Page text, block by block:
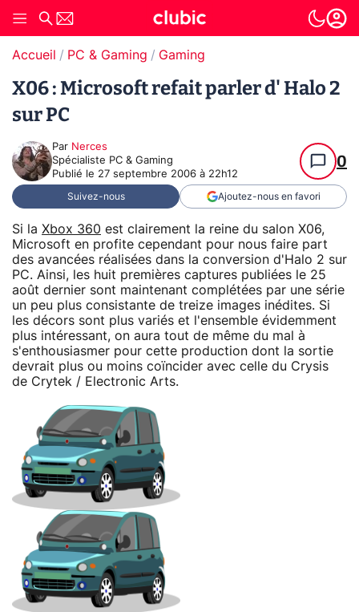
Accueil PC & Gaming Gaming
X06 : Microsoft refait parler d' Halo 2
sur PC
Par Nerces
Spécialiste PC & Gaming
Publié le 27 septembre 2006 à 22h12
0
Suivez-nous Ajoutez-nous en favori
Si la Xbox 360 est clairement la reine du salon X06,
Microsoft en profite cependant pour nous faire part
des avancées réalisées dans la conversion d'Halo 2 sur
PC. Ainsi, les huit premières captures publiées le 25
août dernier sont maintenant complétées par une série
un peu plus consistante de treize images inédites. Si
les décors sont plus variés et l'ensemble évidemment
plus intéressant, on aura tout de même du mal à
s'enthousiasmer pour cette production dont la sortie
devrait plus ou moins coïncider avec celle du Crysis
de Crytek / Electronic Arts.